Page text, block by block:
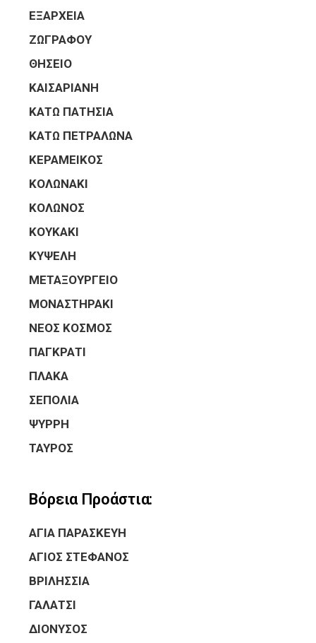
ΕΞΑΡΧΕΙΑ
ΖΩΓΡΑΦΟΥ
ΘΗΣΕΙΟ
ΚΑΙΣΑΡΙΑΝΗ
ΚΑΤΩ ΠΑΤΗΣΙΑ
ΚΑΤΩ ΠΕΤΡΑΛΩΝΑ
ΚΕΡΑΜΕΙΚΟΣ
ΚΟΛΩΝΑΚΙ
ΚΟΛΩΝΟΣ
ΚΟΥΚΑΚΙ
ΚΥΨΕΛΗ
ΜΕΤΑΞΟΥΡΓΕΙΟ
ΜΟΝΑΣΤΗΡΑΚΙ
ΝΕΟΣ ΚΟΣΜΟΣ
ΠΑΓΚΡΑΤΙ
ΠΛΑΚΑ
ΣΕΠΟΛΙΑ
ΨΥΡΡΗ
ΤΑΥΡΟΣ
Βόρεια Προάστια:
ΑΓΙΑ ΠΑΡΑΣΚΕΥΗ
ΑΓΙΟΣ ΣΤΕΦΑΝΟΣ
ΒΡΙΛΗΣΣΙΑ
ΓΑΛΑΤΣΙ
ΔΙΟΝΥΣΟΣ